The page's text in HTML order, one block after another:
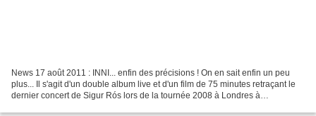
News 17 août 2011 : INNI... enfin des précisions ! On en sait enfin un peu
plus... Il s'agit d'un double album live et d'un film de 75 minutes retraçant le
dernier concert de Sigur Rós lors de la tournée 2008 à Londres à